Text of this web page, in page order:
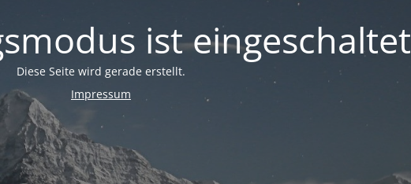
ist eingeschaltet
Diese Seite wird gerade erstellt.
Impressum